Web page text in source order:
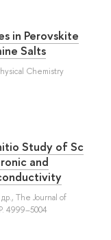
in Perovskite
Salts
Chemistry
Study of Sc
and
, The Journal of
4999–5004